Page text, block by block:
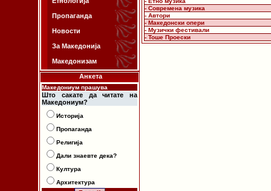
Пропаганда
Новости
За Македонија
Македонизам
Анкета
Македониум прашува
Што сакате да читате на
Македониум?
Историја
Пропаганда
Религија
Дали знаевте дека?
Култура
Архитектура
- Современа музика
- Автори
- Македонски опери
- Музички фестивали
- Тоше Проески